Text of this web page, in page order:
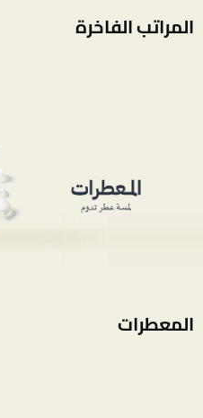
المراتب الفاخرة
المعطرات